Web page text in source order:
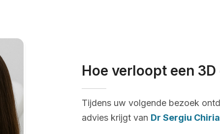
Hoe verloopt een
Tijdens uw volgende bezoek
advies krijgt van Dr Sergiu